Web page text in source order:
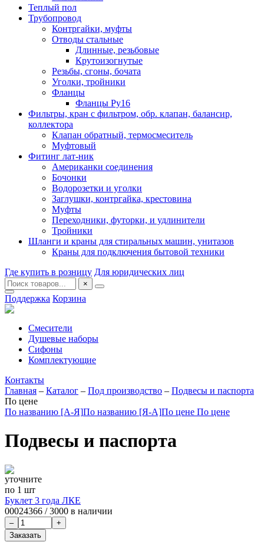
Теплый пол
Трубопровод
Контргайки, муфты
Отводы стальные
Длинные, резьбовые
Крутоизогнутые
Резьбы, сгоны, бочата
Уголки, тройники
Фланцы
Фланцы Ру16
Фильтры, кран с фильтром, обр. клапан, балансир,
коллектора
Клапан обратный, термосмеситель
Муфтовый
Фитинг лат-ник
Американки соединения
Бочонки
Водорозетки и уголки
Заглушки, контргайка, крестовина
Муфты
Переходники, футорки, и удлинители
Тройники
Шланги и краны для стиральных машин, унитазов
Краны для подключения бытовой техники
Где купить в розницу Для юридических лиц
×
Поддержка Корзина
Смесители
Душевые наборы
Сифоны
Комплектующие
Контакты
Главная – Каталог – Под производство – Подвесы и паспорта
По цене
По названию [А-Я]По названию [Я-А]По цене По цене
Подвесы и паспорта
уточните
по 1 шт
Буклет 3 года ЛКЕ
00024366 /3000 в наличии